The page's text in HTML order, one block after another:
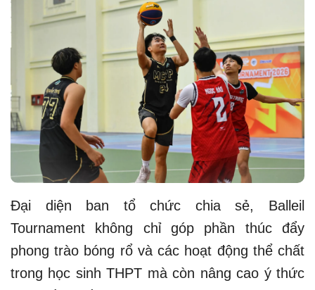
Đại diện ban tổ chức chia sẻ, Balleil
Tournament không chỉ góp phần thúc đẩy
phong trào bóng rổ và các hoạt động thể chất
trong học sinh THPT mà còn nâng cao ý thức